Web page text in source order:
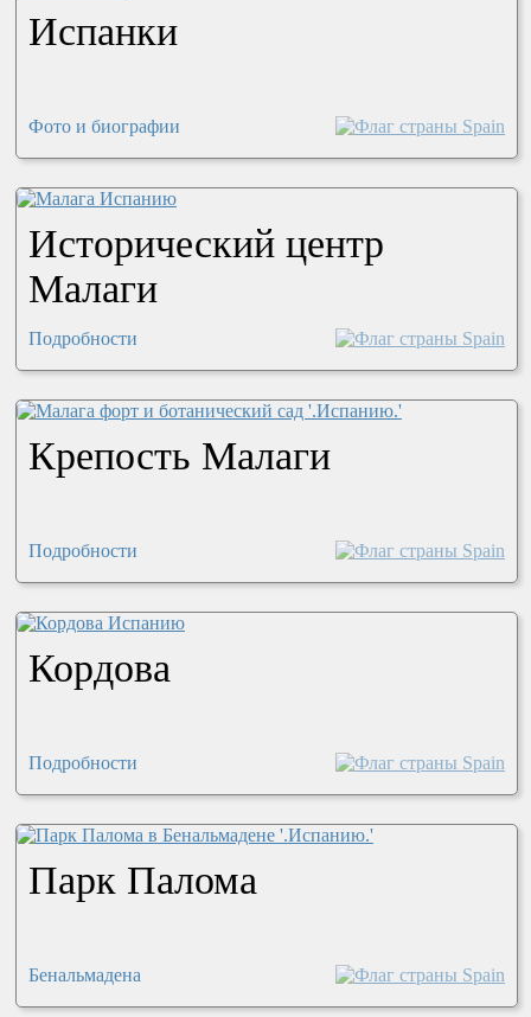
Испанки
Фото и биографии
Исторический центр
Малаги
Подробности
Крепость Малаги
Подробности
Кордова
Подробности
Парк Палома
Бенальмадена